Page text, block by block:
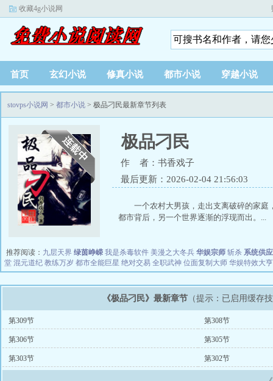
收藏4g小说网
首页 玄幻小说 修真小说 都市小说 穿越小说
stovps小说网 > 都市小说 > 极品刁民最新章节列表
极品刁民
作 者：书香戏子
最后更新：2026-02-04 21:56:03
一个农村大男孩，走出支离破碎的家
都市背后，另一个世界逐渐的浮现而出。...
推荐阅读： 九层天界 绿茵峥嵘 我是杀毒软件 美漫之大冬兵 华娱宗师 斩杀 系统供
堂 混元道纪 教练万岁 都市全能巨星 绝对交易 全职武神 位面复制大师 华娱特效大亨
《极品刁民》最新章节 （提示：已启用缓存
第309节 第308节
第306节 第305节
第303节 第302节